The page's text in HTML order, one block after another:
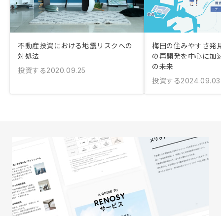
不動産投資における地震リスクへの
対処法
投資する2020.09.25
梅田の住みやすさ発
の再開発を中心に加
の未来
投資する2024.09.03